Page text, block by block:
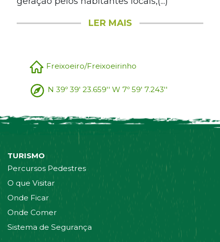
LER MAIS
Freixoeiro/Freixoeirinho
N 39º 39' 23.659'' W 7º 59' 7.243''
TURISMO
Percursos Pedestres
O que Visitar
Onde Ficar
Onde Comer
Sistema de Segurança